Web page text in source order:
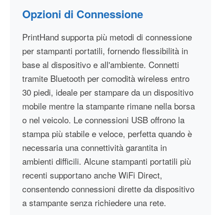
Opzioni di Connessione
PrintHand supporta più metodi di connessione
per stampanti portatili, fornendo flessibilità in
base al dispositivo e all'ambiente. Connetti
tramite Bluetooth per comodità wireless entro
30 piedi, ideale per stampare da un dispositivo
mobile mentre la stampante rimane nella borsa
o nel veicolo. Le connessioni USB offrono la
stampa più stabile e veloce, perfetta quando è
necessaria una connettività garantita in
ambienti difficili. Alcune stampanti portatili più
recenti supportano anche WiFi Direct,
consentendo connessioni dirette da dispositivo
a stampante senza richiedere una rete.